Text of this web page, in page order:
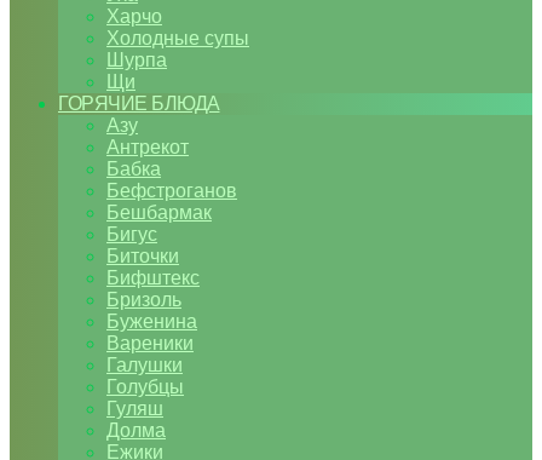
Харчо
Холодные супы
Шурпа
Щи
ГОРЯЧИЕ БЛЮДА
Азу
Антрекот
Бабка
Бефстроганов
Бешбармак
Бигус
Биточки
Бифштекс
Бризоль
Буженина
Вареники
Галушки
Голубцы
Гуляш
Долма
Ежики